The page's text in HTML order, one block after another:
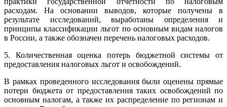
расходам. На основании выводов, которые получены в
результате исследований, выработаны определения и
принципы классификации льгот по основным видам налогов
в России, а также обозначен перечень налоговых расходов.
5. Количественная оценка потерь бюджетной системы от
предоставления налоговых льгот и освобождений.
В рамках проведенного исследования были оценены прямые
потери бюджета от предоставления таких освобождений по
основным налогам, а также их распределение по регионам и